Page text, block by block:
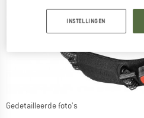
Gedetailleerde foto's
INSTELLINGEN